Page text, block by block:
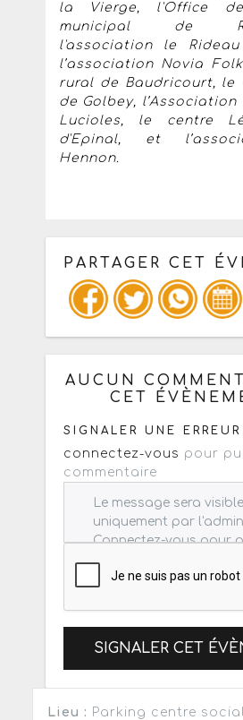
la Vierge, l'Office
municipal de
l'association le Rideau
l’association Novia
rural de Baudricourt, le
de Golbey,
Lucioles, le centre
d'Epinal, et
Hennon.
PARTAGER CET
Copiez les infos ci-
: mail / forum /
AUCUN
CET
SIGNALER UNE ERREUR
connectez-vous pour
commentaire
SIGNALER CET
Lieu : Parking centre